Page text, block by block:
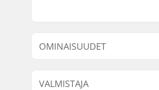
OMINAISUUDET
Kammen pituus/Tyyppi:
Driver-puoli:
VALMISTAJA